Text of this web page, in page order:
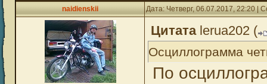
naidienskii Дата: Четверг, 06.07.2017, 22:20 |
Цитата lerua202 (
Осциллограмма
По